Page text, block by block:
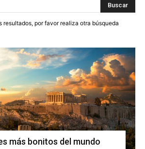
resultados, por favor realiza otra búsqueda
más bonitos del mundo